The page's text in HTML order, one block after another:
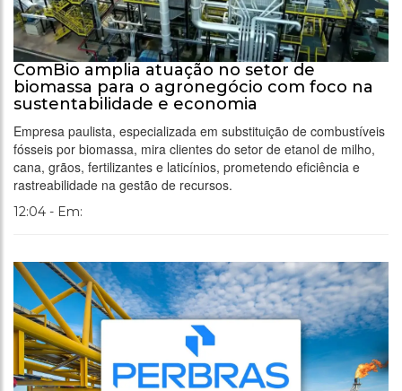
ComBio amplia atuação no setor de
biomassa para o agronegócio com foco na
sustentabilidade e economia
Empresa paulista, especializada em substituição de combustíveis
fósseis por biomassa, mira clientes do setor de etanol de milho,
cana, grãos, fertilizantes e laticínios, prometendo eficiência e
rastreabilidade na gestão de recursos.
12:04 - Em: